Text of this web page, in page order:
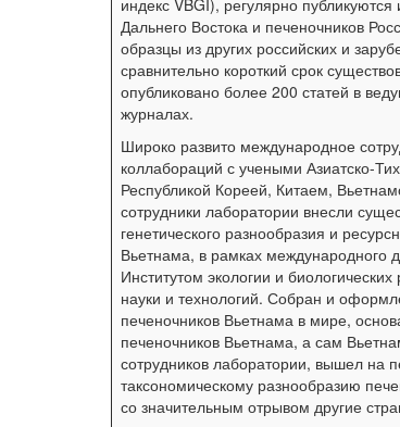
индекс VBGI), регулярно публикуются
Дальнего Востока и печеночников
образцы из других российских и
сравнительно короткий срок
опубликовано более 200 статей в
журналах.
Широко развито международное
коллабораций с учеными Азиатско-
Республикой Кореей, Китаем,
сотрудники лаборатории внесли
генетического разнообразия и
Вьетнама, в рамках
Институтом экологии и
науки и технологий. Собран и
печеночников Вьетнама в мире,
печеночников Вьетнама, а сам
сотрудников лаборатории, вышел на
таксономическому разнообразию
со значительным отрывом другие